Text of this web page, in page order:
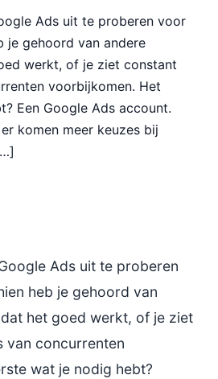
Ads uit te proberen voor
je gehoord van andere
werkt, of je ziet constant
voorbijkomen. Het
Een Google Ads account.
komen meer keuzes bij
Ads uit te proberen
heb je gehoord van
het goed werkt, of je ziet
van concurrenten
wat je nodig hebt?